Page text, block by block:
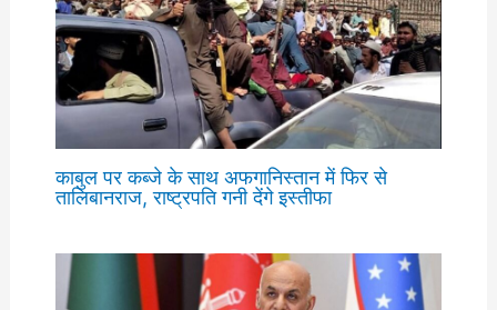
काबुल पर कब्जे के साथ अफगानिस्तान में फिर से
तालिबानराज, राष्ट्रपति गनी देंगे इस्तीफा